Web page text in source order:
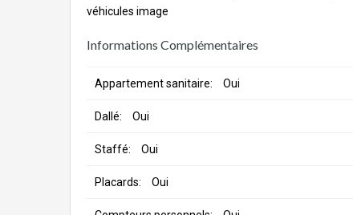
véhicules image
Informations Complémentaires
Appartement sanitaire: Oui
Dallé: Oui
Staffé: Oui
Placards: Oui